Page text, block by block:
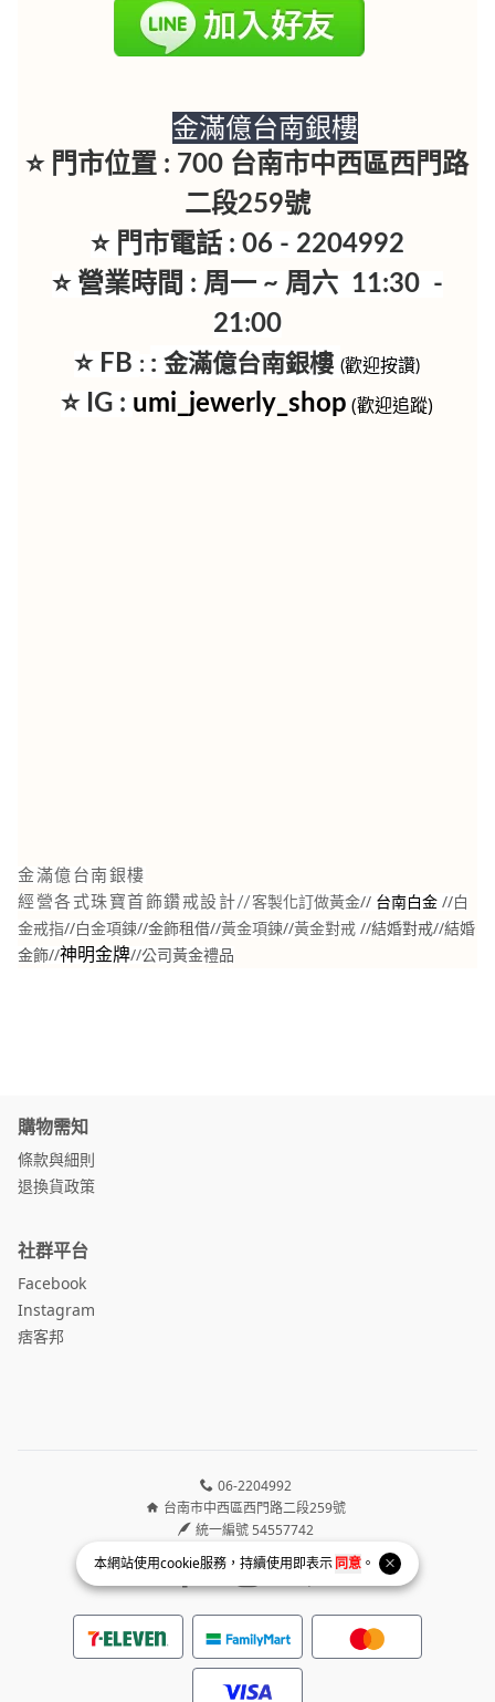
本網站使用cookie服務，持續使用即表示同意 。
金滿億台南銀樓
⭐ 門市位置 : 700 台南市中西區西門路
二段259號
⭐ 門市電話 : 06 - 2204992
⭐ 營業時間 : 周一 ~ 周六 11:30 -
21:00
⭐ FB : :金滿億台南銀樓 (歡迎按讚)
⭐ IG : umi_jewerly_shop (歡迎追蹤)
金滿億台南銀樓
經營各式珠寶首飾鑽戒設計//客製化訂做黃金// 台南白金 //白
金戒指//白金項鍊//金飾租借//黃金項鍊//黃金對戒 //結婚對戒//結婚
金飾//神明金牌//公司黃金禮品
購物需知
條款與細則
退換貨政策
社群平台
Facebook
Instagram
痞客邦
06-2204992
台南市中西區西門路二段259號
統一編號 54557742
Facebook pageInstagram page
Line page